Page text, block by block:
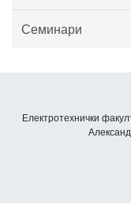
Семинари
Електротехнички